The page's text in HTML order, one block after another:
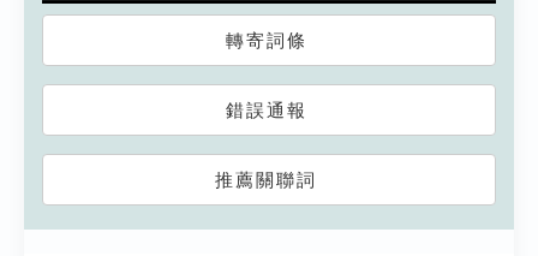
轉寄詞條
錯誤通報
推薦關聯詞